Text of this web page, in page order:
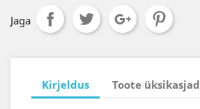
Jaga
Kirjeldus Toote üksikasjad